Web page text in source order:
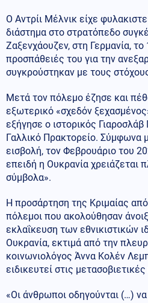
Ο Αντρίι Μέλνικ είχε
διάστημα στο στρατόπεδο
Ζαξενχάουζεν, στη Γερμανία, το
προσπάθειές του για την
συγκρούστηκαν με τους
Μετά τον πόλεμο έζησε και
εξωτερικό «σχεδόν
εξήγησε ο ιστορικός
Γαλλικό Πρακτορείο. Σύμφωνα
εισβολή, τον Φεβρουάριο του
επειδή η Ουκρανία χρειάζεται
σύμβολα».
Η προσάρτηση της Κριμαίας
πόλεμοι που ακολούθησαν
εκλαΐκευση των εθνικιστικών
Ουκρανία, εκτιμά από την
κοινωνιολόγος Άννα Κολέν
ειδικευτεί στις
«Οι άνθρωποι οδηγούνται (…)